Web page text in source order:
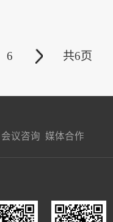
6 共6页
会议咨询 媒体合作
接开聊